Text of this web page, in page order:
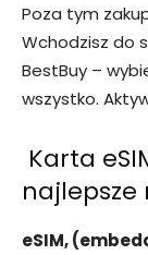
Poza tym
Wchodzisz do
BestBuy –
wszystko.
Karta
najlepsze
eSIM,